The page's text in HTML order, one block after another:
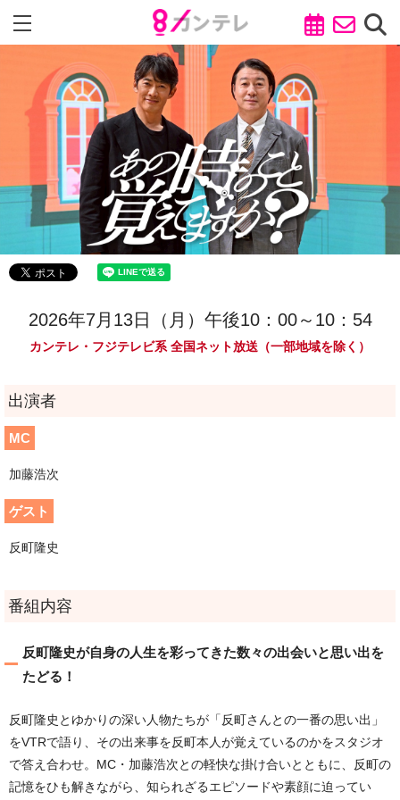
2026年7月13日（月）午後10：00～10：54
カンテレ・フジテレビ系 全国ネット放送（一部地域を除く）
出演者
MC
加藤浩次
ゲスト
反町隆史
番組内容
反町隆史が自身の人生を彩ってきた数々の出会いと思い出を
たどる！
反町隆史とゆかりの深い人物たちが「反町さんとの一番の思い出」
をVTRで語り、その出来事を反町本人が覚えているのかをスタジオ
で答え合わせ。MC・加藤浩次との軽快な掛け合いとともに、反町の
記憶をひも解きながら、知られざるエピソードや素顔に迫ってい